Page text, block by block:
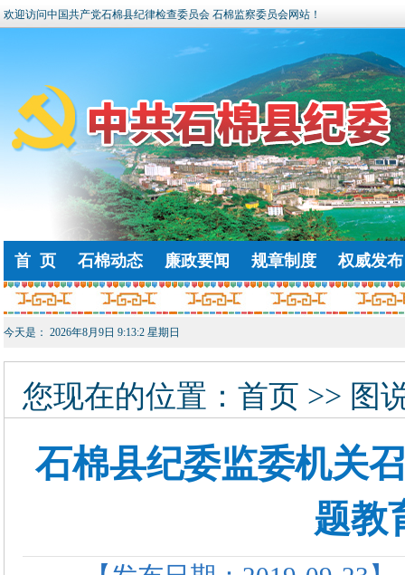
欢迎访问中国共产党石棉县纪律检查委员会 石棉监察委员会网站！
首 页 石棉动态 廉政要闻 规章制度 权威发布
今天是： 2026年8月9日 9:13:3 星期日
您现在的位置： 首页 >> 图
石棉县纪委监委机关
题教